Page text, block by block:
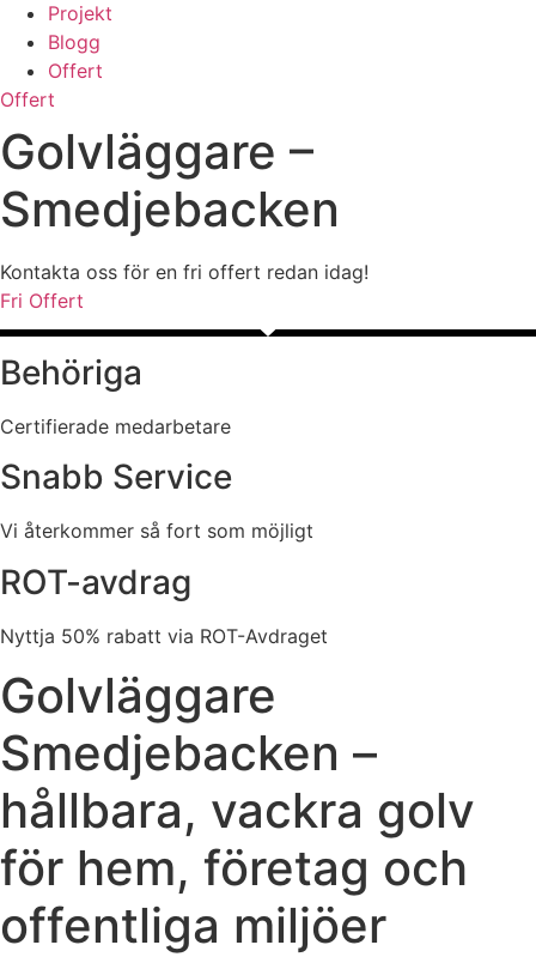
Projekt
Blogg
Offert
Offert
Golvläggare –
Smedjebacken
Kontakta oss för en fri offert redan idag!
Fri Offert
Behöriga
Certifierade medarbetare
Snabb Service
Vi återkommer så fort som möjligt
ROT-avdrag
Nyttja 50% rabatt via ROT-Avdraget
Golvläggare
Smedjebacken –
hållbara, vackra golv
för hem, företag och
offentliga miljöer